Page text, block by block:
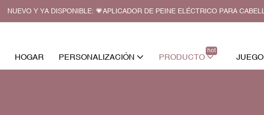
NUEVO Y YA DISPONIBLE: 💗APLICADOR DE PEINE ELÉCTRICO PARA
HOGAR PERSONALIZACIÓN PRODUCTO
hot